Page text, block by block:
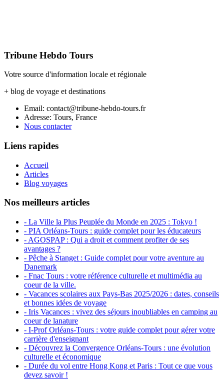
Tribune Hebdo Tours
Votre source d'information locale et régionale
+ blog de voyage et destinations
Email: contact@tribune-hebdo-tours.fr
Adresse: Tours, France
Nous contacter
Liens rapides
Accueil
Articles
Blog voyages
Nos meilleurs articles
- La Ville la Plus Peuplée du Monde en 2025 : Tokyo !
- PIA Orléans-Tours : guide complet pour les éducateurs
- AGOSPAP : Qui a droit et comment profiter de ses
avantages ?
- Pêche à Stanget : Guide complet pour votre aventure au
Danemark
- Fnac Tours : votre référence culturelle et multimédia au
coeur de la ville.
- Vacances scolaires aux Pays-Bas 2025/2026 : dates, conseils
et bonnes idées de voyage
- Iris Vacances : vivez des séjours inoubliables en camping au
coeur de lanature
- I-Prof Orléans-Tours : votre guide complet pour gérer votre
carrière d'enseignant
- Découvrez la Convergence Orléans-Tours : une évolution
culturelle et économique
- Durée du vol entre Hong Kong et Paris : Tout ce que vous
devez savoir !